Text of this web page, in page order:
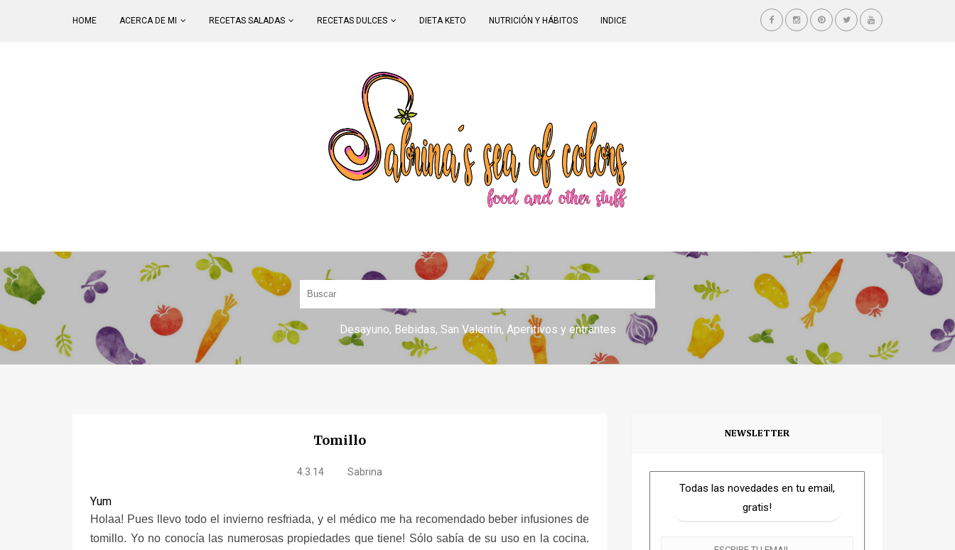
HOME ACERCA DE MI RECETAS SALADAS RECETAS DULCES DIETA KETO NUTRICIÓN Y HÁBITOS INDICE
Desayuno Bebidas San Valentín Aperitivos y entrantes
Tomillo
4.3.14 Sabrina
Yum
Holaa! Pues llevo todo el invierno resfriada, y el médico me ha recomendado beber infusiones de
tomillo. Yo no conocía las numerosas propiedades que tiene! Sólo sabía de su uso en la cocina.
NEWSLETTER
Todas las novedades en tu email,
gratis!